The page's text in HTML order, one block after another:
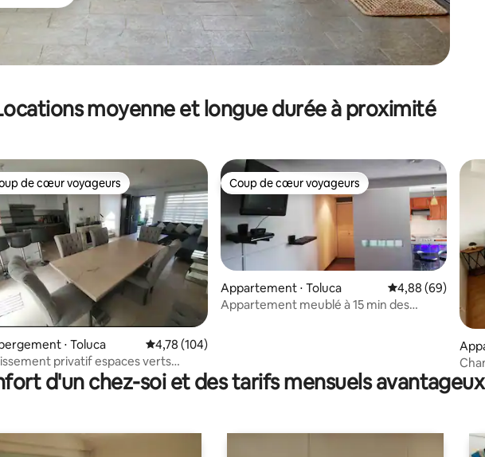
moyenne et longue durée à proximité
sur la base de 144 commentaires : 4,85 sur 5
de cœur voyageurs
de cœur voyageurs
⋅ Toluca Évaluation moyenne sur la base de 104 commentaires : 4,78
4,78 (104)
privatif espaces verts
maison
Coup de cœur voyageurs
Coup de cœur voyageurs
Appartement ⋅ Toluca Évaluation
4,88 (69)
Appartement meublé à 15 min des
d'un chez-soi et des tarifs mensuels avantageux